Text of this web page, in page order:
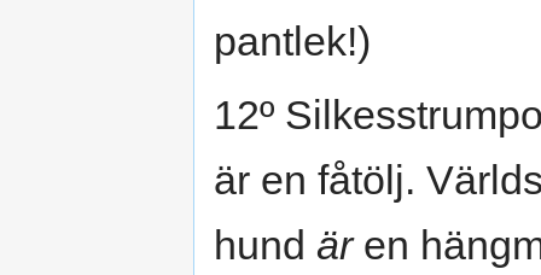
pantlek!)
12º
är en fåtölj.
hund ären